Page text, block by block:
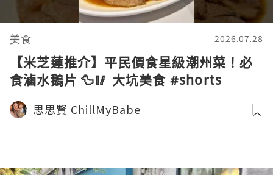
美食 2026.07.28
【米芝蓮推介】平民價食星級潮州菜！必
食滷水鵝片 🦆🥢 大坑美食 #shorts
思思賢 ChillMyBabe